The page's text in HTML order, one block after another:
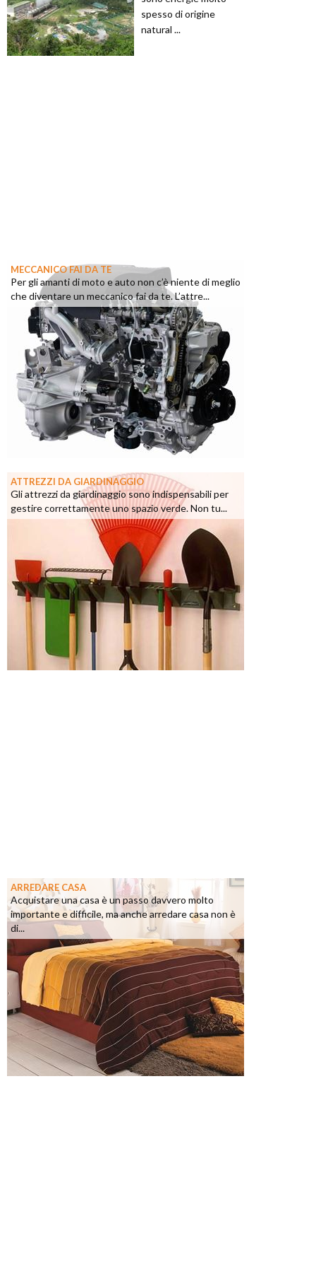
spesso di origine
natural ...
MECCANICO FAI DA TE
Per gli amanti di moto e auto non c’è niente di meglio
che diventare un meccanico fai da te. L’attre...
ATTREZZI DA GIARDINAGGIO
Gli attrezzi da giardinaggio sono indispensabili per
gestire correttamente uno spazio verde. Non tu...
ARREDARE CASA
Acquistare una casa è un passo davvero molto
importante e difficile, ma anche arredare casa non è
di...